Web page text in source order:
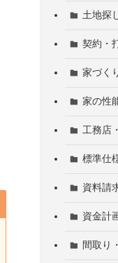
土地探
契約・
家づく
家の性
工務店
標準仕
資料請
資金計
間取り